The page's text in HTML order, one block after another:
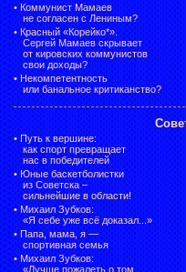
• Коммунист Мамаев
не согласен с Лениным?
• Красный «Корейко*».
Сергей Мамаев скрывает
от кировских коммунистов
свои доходы?
• Некомпетентность
или банальное критиканство?
• Путь к вершине:
как спорт превращает
нас в победителей
• Юные баскетболистки
из Советска –
сильнейшие в области!
• Михаил Зубков:
«Я себе уже всё доказал...»
• Папа, мама, я —
спортивная семья
• Михаил Зубков:
«Лучше пожалеть о том,